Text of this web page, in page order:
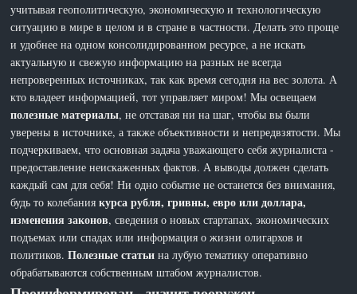
учитывая геополитическую, экономическую и технологическую
ситуацию в мире в целом и в стране в частности. Делать это проще
и удобнее на одном консолидированном ресурсе, а не искать
актуальную и свежую информацию на разных не всегда
непроверенных источниках, так как время сегодня на вес золота. А
кто владеет информацией, тот управляет миром! Мы освещаем
полезные материалы, не отставая ни на шаг, чтобы вы были
уверены в источнике, а также объективности и непредвзятости. Мы
подчеркиваем, что основная задача уважающего себя журналиста -
предоставление неискаженных фактов. А выводы должен сделать
каждый сам для себя! Ни одно событие не останется без внимания,
будь то колебаниякурса рубля, гривны, евро или доллара,
изменения законов, сведения о новых стартапах, экономических
подъемах или спадах или информация о жизни олигархов и
политиков.Полезные статьи на лубую тематику оперативно
обрабатываются собственным штабом журналистов.